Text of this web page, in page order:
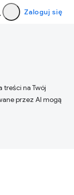
Zaloguj się
treści na Twój
przez AI mogą